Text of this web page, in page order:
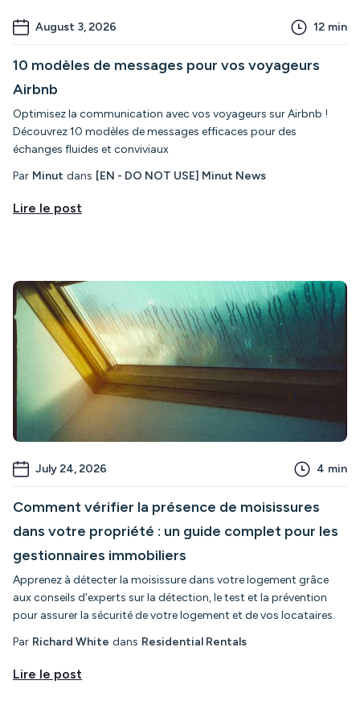
August 3, 2026 12 min
10 modèles de messages pour vos voyageurs
Airbnb
Optimisez la communication avec vos voyageurs sur Airbnb !
Découvrez 10 modèles de messages efficaces pour des
échanges fluides et conviviaux
Par Minut dans [EN - DO NOT USE] Minut News
Lire le post
July 24, 2026 4 min
Comment vérifier la présence de moisissures
dans votre propriété : un guide complet pour les
gestionnaires immobiliers
Apprenez à détecter la moisissure dans votre logement grâce
aux conseils d'experts sur la détection, le test et la prévention
pour assurer la sécurité de votre logement et de vos locataires.
Par Richard White dans Residential Rentals
Lire le post